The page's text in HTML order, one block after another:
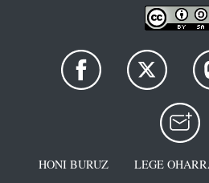
HONI BURUZ LEGE